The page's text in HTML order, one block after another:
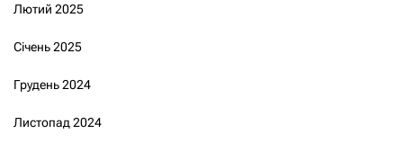
Лютий 2025
Січень 2025
Грудень 2024
Листопад 2024